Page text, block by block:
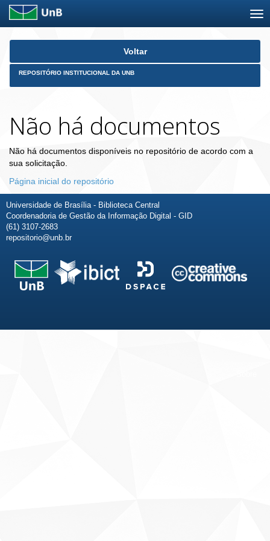
Skip
Voltar
REPOSITÓRIO INSTITUCIONAL DA UNB
Não há documentos
Não há documentos disponíveis no repositório de acordo com a
sua solicitação.
Página inicial do repositório
Universidade de Brasília - Biblioteca Central
Coordenadoria de Gestão da Informação Digital - GID
(61) 3107-2683
repositorio@unb.br